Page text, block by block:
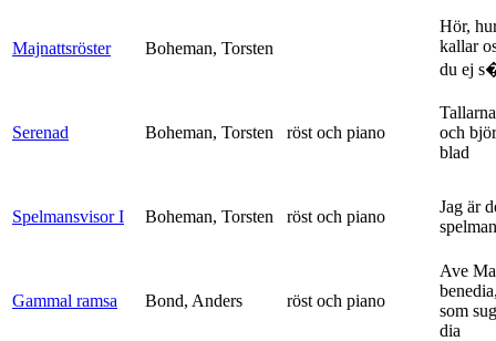
Majnattsröster Boheman, Torsten
Hör,
kallar
du ej
Serenad Boheman, Torsten röst och piano
och
blad
Spelmansvisor I Boheman, Torsten röst och piano
Jag är
spelman
Gammal ramsa Bond, Anders röst och piano
Ave
som
dia